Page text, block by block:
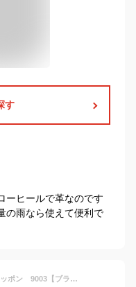
す
ーヒールで革なのです
の雨なら使えて便利で
【幅広4E】2WAYやわらか本革スリッポン 9003【ブラック・ベージュ・レッド・ブルー】